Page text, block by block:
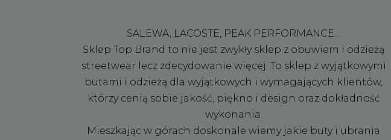
SALEWA, LACOSTE, PEAK PERFORMANCE…
Sklep Top Brand to nie jest zwykły sklep z obuwiem i odzieżą
streetwear lecz zdecydowanie więcej. To sklep z wyjątkowymi
butami i odzieżą dla wyjątkowych i wymagających klientów,
którzy cenią sobie jakość, piękno i design oraz dokładność
wykonania.
Mieszkając w górach doskonale wiemy jakie buty i ubrania